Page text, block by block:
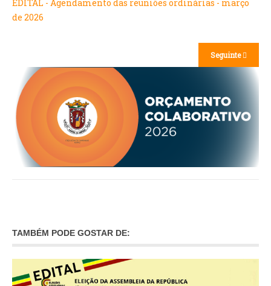
EDITAL - Agendamento das reuniões ordinárias - março
de 2026
Seguinte
TAMBÉM PODE GOSTAR DE: